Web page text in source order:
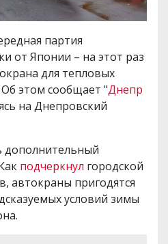
партия
от Японии – на этот раз
для тепловых
этом сообщает "Днепр
на Днепровский
дополнительный
подчеркнул городской
автокраны пригодятся
условий зимы